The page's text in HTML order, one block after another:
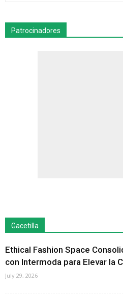
Patrocinadores
Gacetilla
Ethical Fashion Space
con Intermoda para Elevar la
July 29, 2026